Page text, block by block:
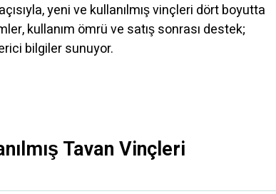
yeni ve kullanılmış vinçleri dört boyutta
kullanım ömrü ve satış sonrası destek;
bilgiler sunuyor.
Tavan Vinçleri